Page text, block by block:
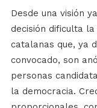
Desde una visión
decisión dificulta
catalanas que, ya
convocado, son
personas
la democracia.